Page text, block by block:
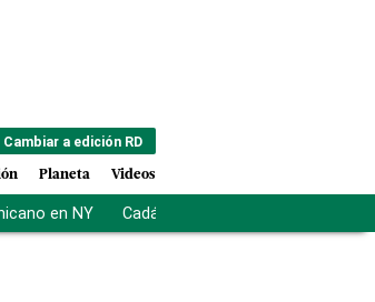
Cambiar a edición RD
Planeta Videos
en NY Cadáveres en Chicago